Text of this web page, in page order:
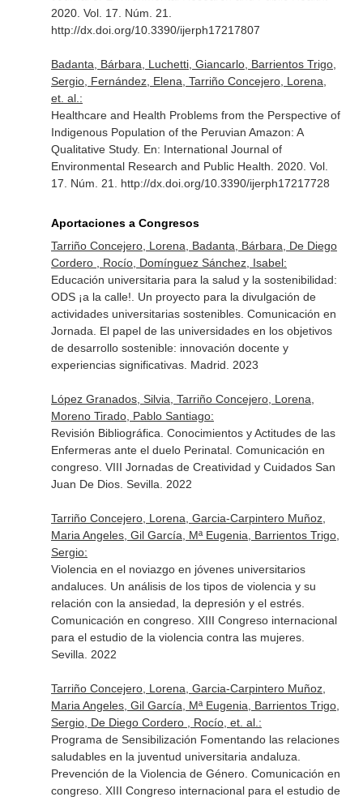
2020. Vol. 17. Núm. 21.
http://dx.doi.org/10.3390/ijerph17217807
Badanta, Bárbara, Luchetti, Giancarlo, Barrientos Trigo,
Sergio, Fernández, Elena, Tarriño Concejero, Lorena,
et. al.:
Healthcare and Health Problems from the Perspective of
Indigenous Population of the Peruvian Amazon: A
Qualitative Study. En: International Journal of
Environmental Research and Public Health . 2020. Vol.
17. Núm. 21. http://dx.doi.org/10.3390/ijerph17217728
Aportaciones a Congresos
Tarriño Concejero, Lorena, Badanta, Bárbara, De Diego
Cordero , Rocío, Domínguez Sánchez, Isabel:
Educación universitaria para la salud y la sostenibilidad:
ODS ¡a la calle!. Un proyecto para la divulgación de
actividades universitarias sostenibles. Comunicación en
Jornada. El papel de las universidades en los objetivos
de desarrollo sostenible: innovación docente y
experiencias significativas. Madrid. 2023
López Granados, Silvia, Tarriño Concejero, Lorena,
Moreno Tirado, Pablo Santiago:
Revisión Bibliográfica. Conocimientos y Actitudes de las
Enfermeras ante el duelo Perinatal. Comunicación en
congreso. VIII Jornadas de Creatividad y Cuidados San
Juan De Dios. Sevilla. 2022
Tarriño Concejero, Lorena, Garcia-Carpintero Muñoz,
Maria Angeles, Gil García, Mª Eugenia, Barrientos Trigo,
Sergio:
Violencia en el noviazgo en jóvenes universitarios
andaluces. Un análisis de los tipos de violencia y su
relación con la ansiedad, la depresión y el estrés.
Comunicación en congreso. XIII Congreso internacional
para el estudio de la violencia contra las mujeres.
Sevilla. 2022
Tarriño Concejero, Lorena, Garcia-Carpintero Muñoz,
Maria Angeles, Gil García, Mª Eugenia, Barrientos Trigo,
Sergio, De Diego Cordero , Rocío, et. al.:
Programa de Sensibilización Fomentando las relaciones
saludables en la juventud universitaria andaluza.
Prevención de la Violencia de Género. Comunicación en
congreso. XIII Congreso internacional para el estudio de